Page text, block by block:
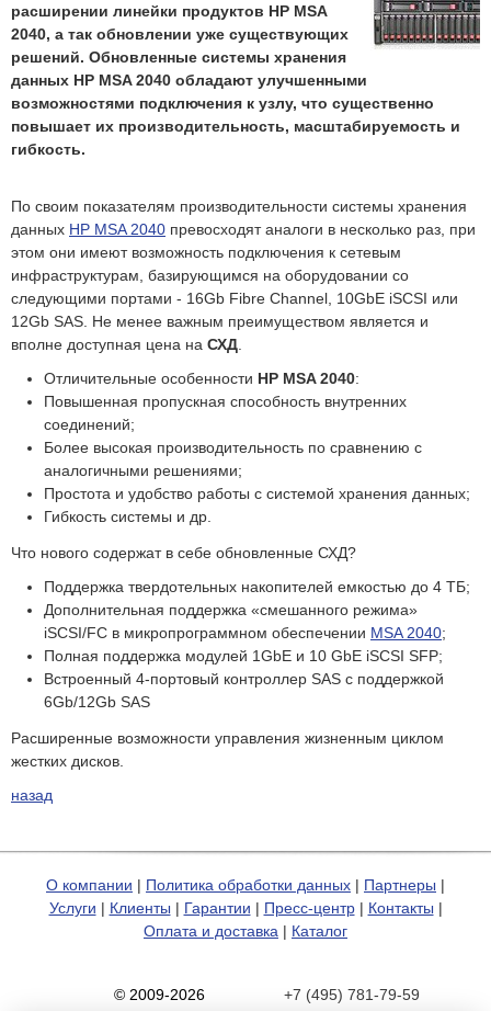
расширении линейки продуктов HP MSA
2040, а так обновлении уже существующих
решений. Обновленные системы хранения
данных HP MSA 2040 обладают улучшенными
возможностями подключения к узлу, что существенно
повышает их производительность, масштабируемость и
гибкость.
По своим показателям производительности системы хранения
данных HP MSA 2040 превосходят аналоги в несколько раз, при
этом они имеют возможность подключения к сетевым
инфраструктурам, базирующимся на оборудовании со
следующими портами - 16Gb Fibre Channel, 10GbE iSCSI или
12Gb SAS. Не менее важным преимуществом является и
вполне доступная цена на СХД
Отличительные особенности HP MSA 2040:
Повышенная пропускная способность внутренних
соединений;
Более высокая производительность по сравнению с
аналогичными решениями;
Простота и удобство работы с системой хранения данных;
Гибкость системы и др.
Что нового содержат в себе обновленные СХД?
Поддержка твердотельных накопителей емкостью до 4 ТБ;
Дополнительная поддержка «смешанного режима»
iSCSI/FC в микропрограммном обеспечении MSA 2040;
Полная поддержка модулей 1GbE и 10 GbE iSCSI SFP;
Встроенный 4-портовый контроллер SAS с поддержкой
6Gb/12Gb SAS
Расширенные возможности управления жизненным циклом
жестких дисков.
назад
О компании | Политика обработки данных | Партнеры |
Услуги | Клиенты | Гарантии | Пресс-центр| Контакты |
Оплата и доставка | Каталог
© 2009-2026
+7 (495) 781-79-59